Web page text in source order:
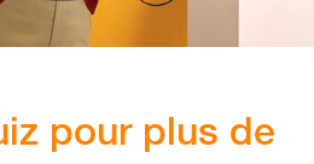
pour plus de